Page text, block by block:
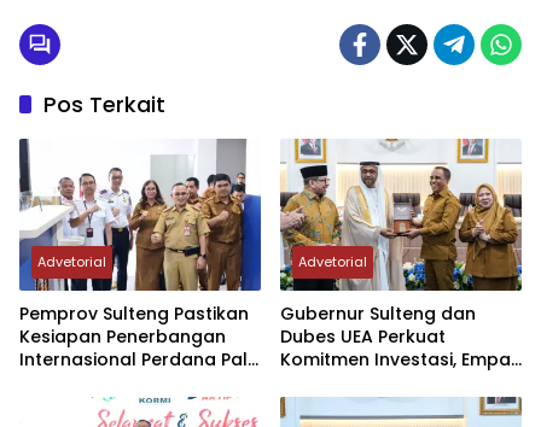
Pos Terkait
Advetorial
Pemprov Sulteng Pastikan
Kesiapan Penerbangan
Internasional Perdana Palu
Advetorial
Gubernur Sulteng dan
Dubes UEA Perkuat
Komitmen Investasi, Empat